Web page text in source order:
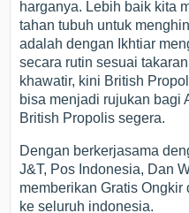
harganya. Lebih baik kita
tahan tubuh untuk
adalah dengan Ikhtiar
secara rutin sesuai
khawatir, kini British
bisa menjadi rujukan bagi
British Propolis segera.
Dengan berkerjasama
J&T, Pos Indonesia, Dan
memberikan Gratis
ke seluruh indonesia.